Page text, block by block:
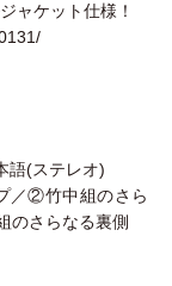
ャケット仕様！
語(ステレオ)
／②竹中組のさら
のさらなる裏側